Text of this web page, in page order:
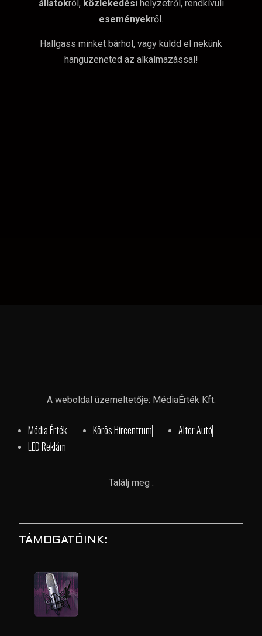
állatokról, közlekedési helyzetről, rendkívüli
eseményekről.
Hallgass minket bárhol, vagy küldd el nekünk
hangüzeneted az alkalmazással!
A weboldal üzemeltetője: MédiaÉrték Kft.
Média Érték Körös Hírcentrum
Alter Autó
LED Reklám
Találj meg :
TÁMOGATÓINK: